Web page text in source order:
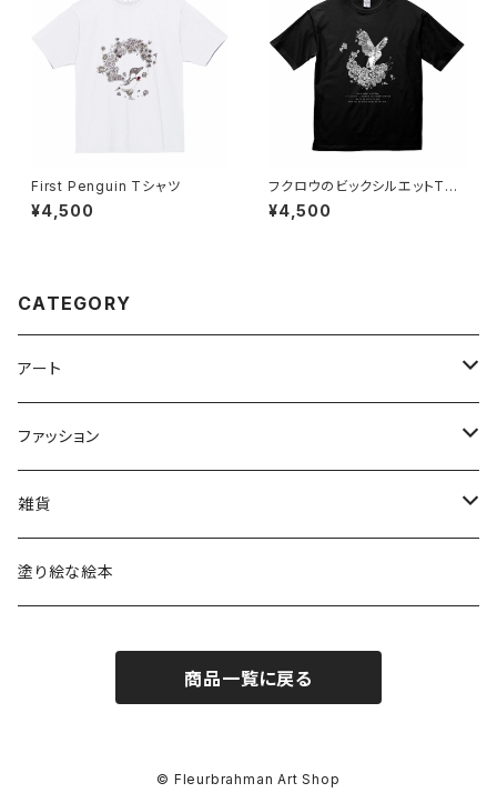
First Penguin Tシャツ
¥4,500
フクロウのビックシルエットTシ
ャツ ブラック
¥4,500
CATEGORY
アート
ポストカード
絵画
Tシャツ
ファッション
アウター
トレーナー
雑貨
カップ
塗り絵な絵本
商品一覧に戻る
© Fleurbrahman Art Shop